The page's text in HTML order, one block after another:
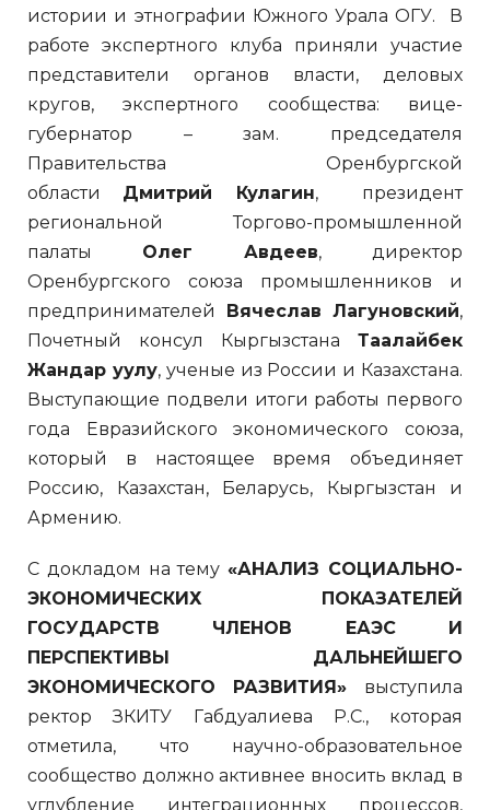
истории и этнографии Южного Урала ОГУ. В
работе экспертного клуба приняли участие
представители органов власти, деловых
кругов, экспертного сообщества: вице-
губернатор – зам. председателя
Правительства Оренбургской
области Дмитрий Кулагин, президент
региональной Торгово-промышленной
палаты Олег Авдеев, директор
Оренбургского союза промышленников и
предпринимателей
Вячеслав Лагуновский,
Почетный консул Кыргызстана Таалайбек
Жандар уулу, ученые из России и Казахстана.
Выступающие подвели итоги работы первого
года Евразийского экономического союза,
который в настоящее время объединяет
Россию, Казахстан, Беларусь, Кыргызстан и
Армению.
С докладом на тему«АНАЛИЗ СОЦИАЛЬНО-
ЭКОНОМИЧЕСКИХ ПОКАЗАТЕЛЕЙ
ГОСУДАРСТВ ЧЛЕНОВ ЕАЭС И
ПЕРСПЕКТИВЫ ДАЛЬНЕЙШЕГО
ЭКОНОМИЧЕСКОГО РАЗВИТИЯ» выступила
ректор ЗКИТУ Габдуалиева Р.С., которая
отметила, что научно-образовательное
сообщество должно активнее вносить вклад в
углубление интеграционных процессов,